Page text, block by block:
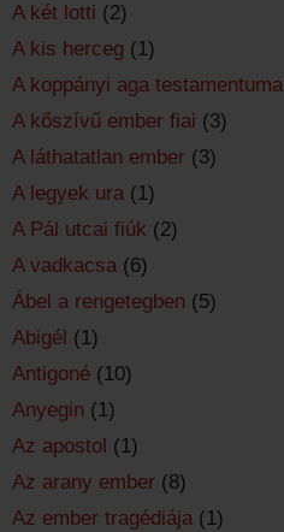
A két lotti (2)
A kis herceg (1)
A koppányi aga testamentuma
A kőszívű ember fiai (3)
A láthatatlan ember (3)
A legyek ura (1)
A Pál utcai fiúk (2)
A vadkacsa (6)
Ábel a rengetegben (5)
Abigél (1)
Antigoné (10)
Anyegin (1)
Az apostol (1)
Az arany ember (8)
Az ember tragédiája (1)